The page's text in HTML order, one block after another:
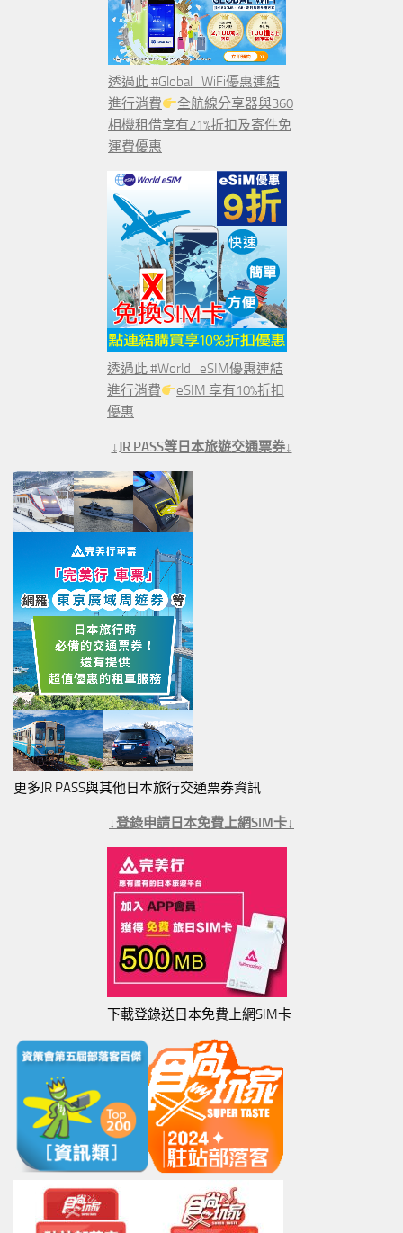
透過此 #Global_WiFi優惠連結
進行消費
全航線分享器與360
相機租借享有21%折扣及寄件免
運費優惠
透過此 #World_eSIM優惠連結
進行消費
eSIM 享有10%折扣
優惠
↓JR PASS等日本旅遊交通票券↓
更多JR PASS與其他日本旅行交通票券資訊
↓登錄申請日本免費上網SIM卡↓
下載登錄送日本免費上網SIM卡